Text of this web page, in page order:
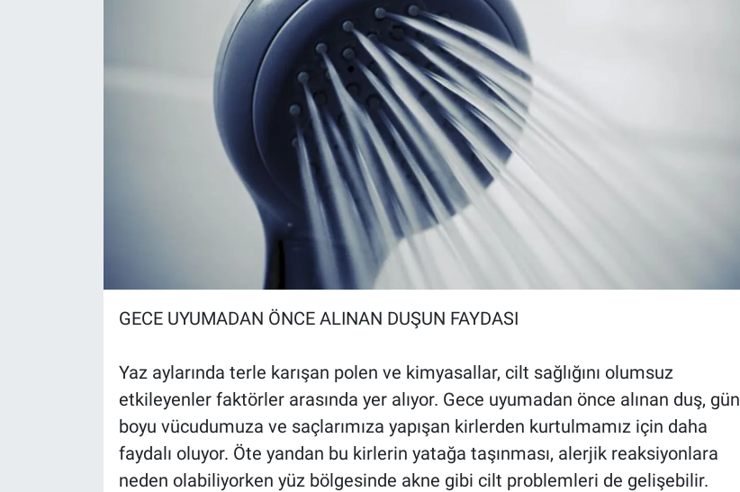
GECE UYUMADAN ÖNCE ALINAN DUŞUN FAYDASI
Yaz aylarında terle karışan polen ve kimyasallar, cilt sağlığını olumsuz
etkileyenler faktörler arasında yer alıyor. Gece uyumadan önce alınan duş, gün
boyu vücudumuza ve saçlarımıza yapışan kirlerden kurtulmamız için daha
faydalı oluyor. Öte yandan bu kirlerin yatağa taşınması, alerjik reaksiyonlara
neden olabiliyorken yüz bölgesinde akne gibi cilt problemleri de gelişebilir.